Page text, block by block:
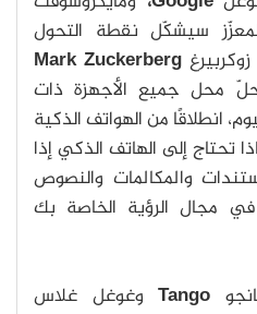
سيشكّل نقطة التحول
Mark Zuckerberg
محل جميع الأجهزة ذات
انطلاقًا من الهواتف الذكية
تحتاج إلى الهاتف الذكي إذا
والمكالمات والنصوص
في مجال الرؤية الخاصة بك
Tango وغوغل غلاس